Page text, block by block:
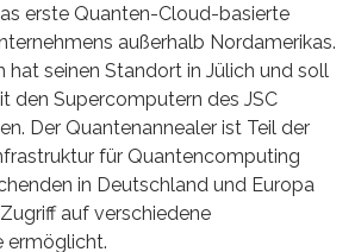
erste Quanten-Cloud-basierte
außerhalb Nordamerikas.
hat seinen Standort in Jülich und soll
den Supercomputern des JSC
Der Quantenannealer ist Teil der
für Quantencomputing
in Deutschland und Europa
auf verschiedene
ermöglicht.